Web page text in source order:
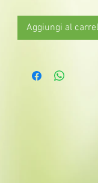
Aggiungi al